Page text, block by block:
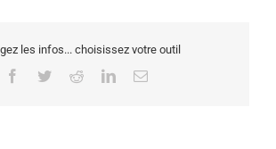
les infos... choisissez votre outil
Facebook
TwitterRedditLinkedInEmail